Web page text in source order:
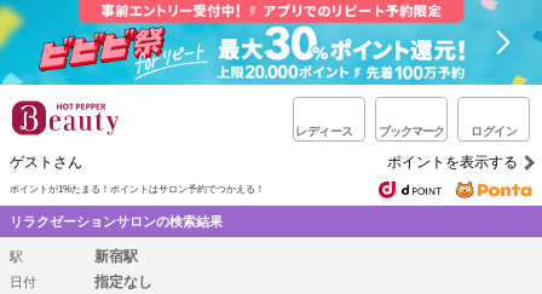
レディース ブックマーク ログイン
ゲストさん ポイントを表示する
ポイントが1%たまる！ ポイントはサロン予約でつかえる！
リラクゼーションサロンの検索結果
駅 新宿駅
日付 指定なし